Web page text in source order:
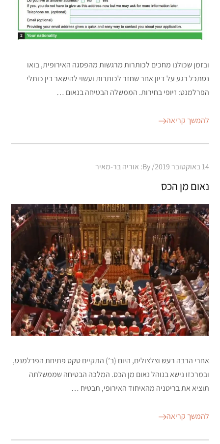
ובזמן שכולנו מחכים לכותרות מרגשות מהפסגה האירופית, בואו
נסתכל רגע על דיון אחר שחזר לכותרות ועשוי להישאר בין כותלי
הפרלמנט: זיופי בחירות. הממשלה הבטיחה בנאום …
להמשך קריאה
Posted
14 באוקטובר 2019 By: אוריה בר-מאיר
נאום מן הכס
אחרי הרבה רעש וצלצולים, היום (ב’) התקיים טקס פתיחת הפרלמנט,
ובמרכזו נישא בנוהל נאום מן הכס. המלכה הבטיחה שממשלתה
תוציא את בריטניה מהאיחוד האירופי, תבטיח …
להמשך קריאה